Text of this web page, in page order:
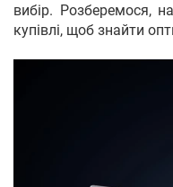
вибір. Розберемося,
купівлі, щоб знайти